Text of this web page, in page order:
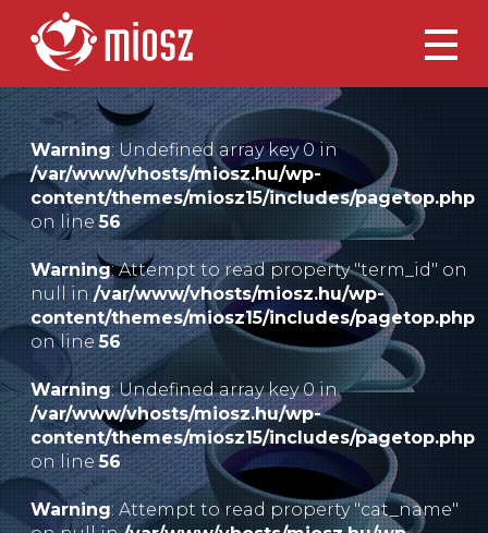
Warning: Undefined array key 0 in
/var/www/vhosts/miosz.hu/wp-
content/themes/miosz15/includes/pagetop.php
on line56
Warning: Attempt to read property "term_id" on
null in/var/www/vhosts/miosz.hu/wp-
content/themes/miosz15/includes/pagetop.php
on line56
Warning: Undefined array key 0 in
/var/www/vhosts/miosz.hu/wp-
content/themes/miosz15/includes/pagetop.php
on line56
Warning: Attempt to read property "cat_name"